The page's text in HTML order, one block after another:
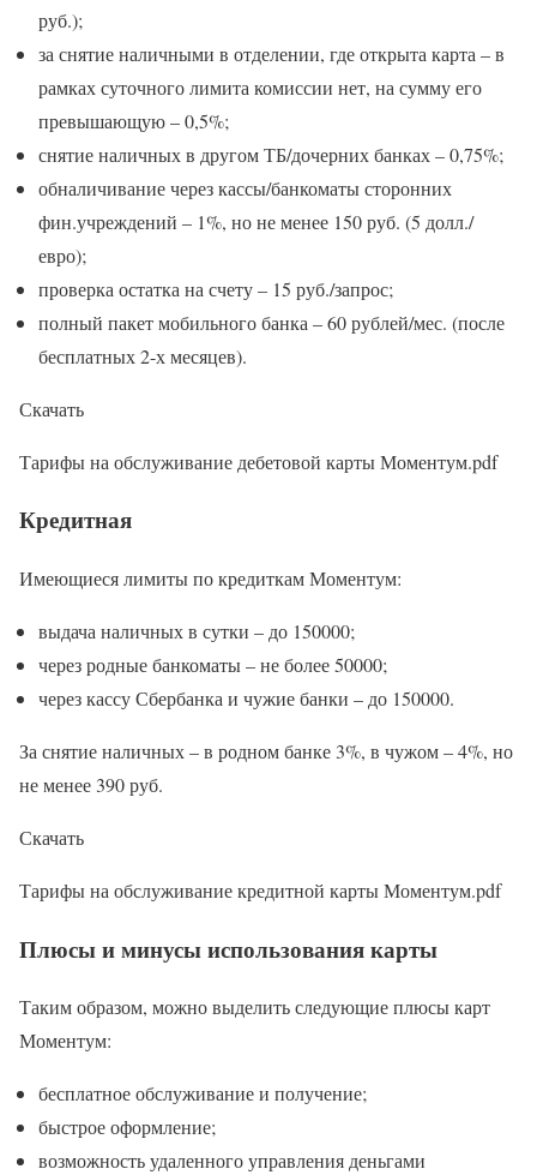
руб.);
за снятие наличными в отделении, где открыта карта – в
рамках суточного лимита комиссии нет, на сумму его
превышающую – 0,5%;
снятие наличных в другом ТБ/дочерних банках – 0,75%;
обналичивание через кассы/банкоматы сторонних
фин.учреждений – 1%, но не менее 150 руб. (5 долл./
евро);
проверка остатка на счету – 15 руб./запрос;
полный пакет мобильного банка – 60 рублей/мес. (после
бесплатных 2-х месяцев).
Скачать
Тарифы на обслуживание дебетовой карты Моментум.pdf
Кредитная
Имеющиеся лимиты по кредиткам Моментум:
выдача наличных в сутки – до 150000;
через родные банкоматы – не более 50000;
через кассу Сбербанка и чужие банки – до 150000.
За снятие наличных – в родном банке 3%, в чужом – 4%, но
не менее 390 руб.
Скачать
Тарифы на обслуживание кредитной карты Моментум.pdf
Плюсы и минусы использования карты
Таким образом, можно выделить следующие плюсы карт
Моментум:
бесплатное обслуживание и получение;
быстрое оформление;
возможность удаленного управления деньгами